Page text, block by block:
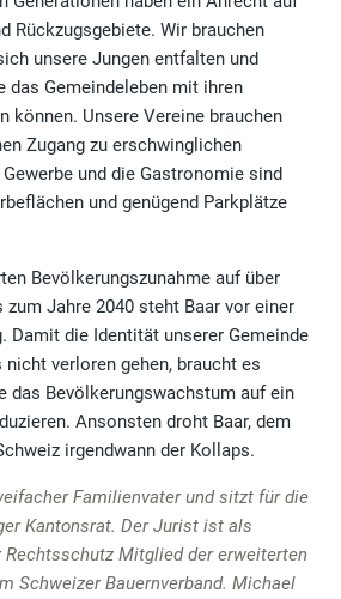
Rückzugsgebiete. Wir brauchen
unsere Jungen entfalten und
das Gemeindeleben mit ihren
können. Unsere Vereine brauchen
Zugang zu erschwinglichen
und die Gastronomie sind
und genügend Parkplätze
Bevölkerungszunahme auf über
zum Jahre 2040 steht Baar vor einer
Damit die Identität unserer Gemeinde
nicht verloren gehen, braucht es
das Bevölkerungswachstum auf ein
Ansonsten droht Baar, dem
irgendwann der Kollaps.
Familienvater und sitzt für die
Kantonsrat. Der Jurist ist als
Mitglied der erweiterten
Schweizer Bauernverband. Michael